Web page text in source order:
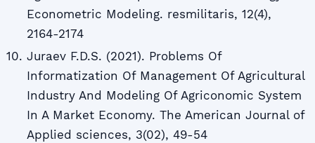
Econometric Modeling. resmilitaris, 12(4),
2164-2174
Juraev F.D.S. (2021). Problems Of
Informatization Of Management Of Agricultural
Industry And Modeling Of Agriconomic System
In A Market Economy. The American Journal of
Applied sciences, 3(02), 49-54